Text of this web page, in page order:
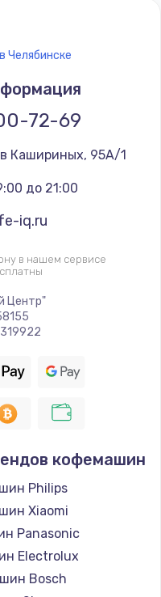
блока
клапана
Челябинске
72-69
Кашириных, 95А/1
до 21:00
iq.ru
в нашем сервисе
Центр"
кофемашин
Philips
Xiaomi
Panasonic
Electrolux
Bosch